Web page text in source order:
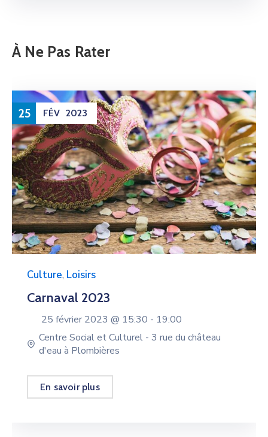
À Ne Pas Rater
25 FÉV 2023
Culture, Loisirs
Carnaval 2023
25 février 2023 @ 15:30 - 19:00
Centre Social et Culturel - 3 rue du château
d'eau à Plombières
En savoir plus